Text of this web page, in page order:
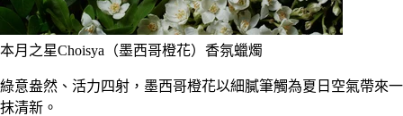
本月之星Choisya（墨西哥橙花）香氛蠟燭
綠意盎然、活力四射，墨西哥橙花以細膩筆觸為夏日空氣帶來一
抹清新。